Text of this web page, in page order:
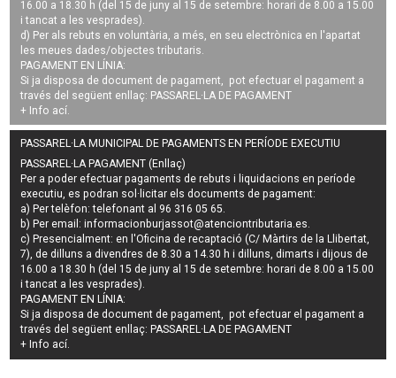
16.00 a 18.30 h (del 15 de juny al 15 de setembre: horari de 8.00 a 15.00
i tancat a les vesprades).
d) Per als rebuts en voluntària, a més, en seu electrònica en l'apartat
les meues dades/objectes tributaris.
PAGAMENT EN LÍNIA:
Si ja disposa de document de pagament, pot efectuar el pagament a
través del següent enllaç: PASSAREL·LA DE PAGAMENT
+ Info ací.
PASSAREL·LA MUNICIPAL DE PAGAMENTS EN PERÍODE EXECUTIU
PASSAREL·LA PAGAMENT (Enllaç)
Per a poder efectuar pagaments derebuts i liquidacions en període
executiu, es podran sol·licitar els documents de pagament:
a) Per telèfon: telefonant al 96 316 05 65.
b) Per email:informacionburjassot@atenciontributaria.es.
c) Presencialment: en l'Oficina de recaptació (C/ Màrtirs de la Llibertat,
7), de dilluns a divendres de 8.30 a 14.30 h i dilluns, dimarts i dijous de
16.00 a 18.30 h (del 15 de juny al 15 de setembre: horari de 8.00 a 15.00
i tancat a les vesprades).
PAGAMENT EN LÍNIA:
Si ja disposa de document de pagament, pot efectuar el pagament a
través del següent enllaç: PASSAREL·LA DE PAGAMENT
+ Info ací.